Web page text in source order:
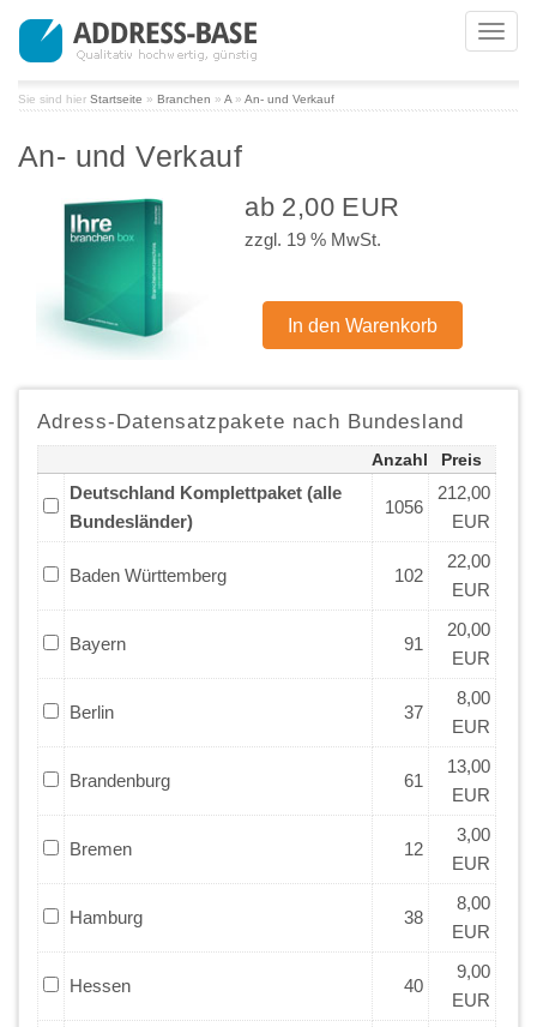
Sie sind hier Startseite » Branchen » A » An- und Verkauf
An- und Verkauf
ab 2,00 EUR
zzgl. 19 % MwSt.
Adress-Datensatzpakete nach Bundesland
Anzahl Preis
Deutschland Komplettpaket (alle
Bundesländer)
1056
212,00
EUR
Baden Württemberg 102
22,00
EUR
Bayern 91
20,00
EUR
Berlin 37
8,00
EUR
Brandenburg 61
13,00
EUR
Bremen 12
3,00
EUR
Hamburg 38
8,00
EUR
Hessen 40
9,00
EUR